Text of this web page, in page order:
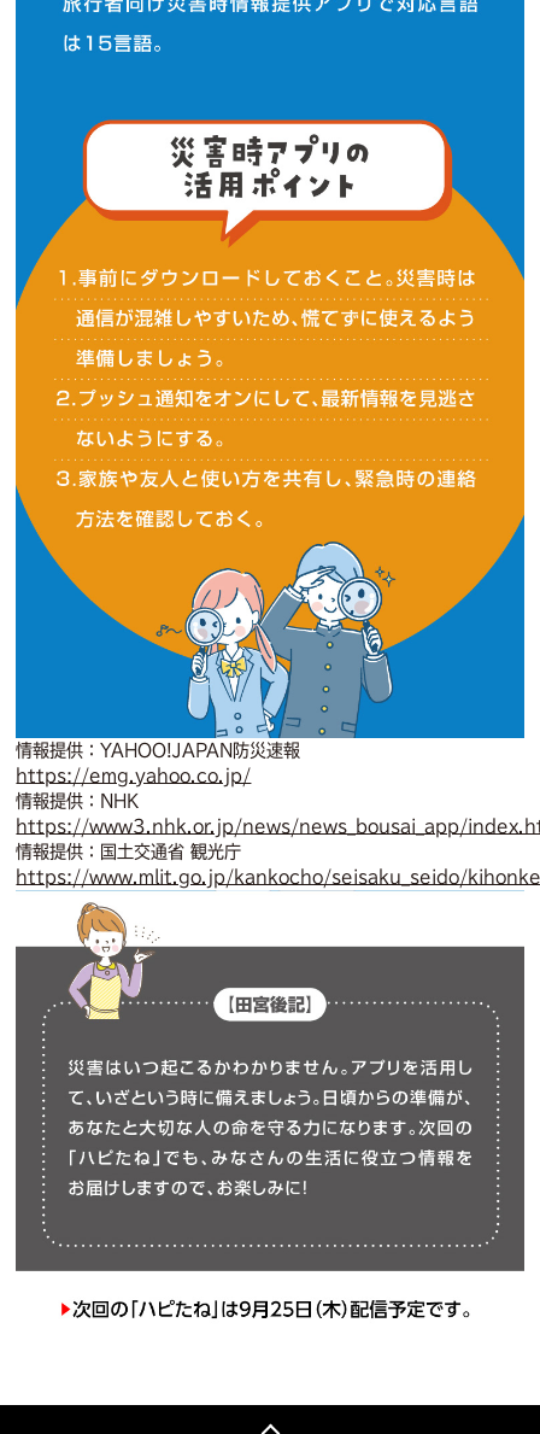
情報提供：YAHOO!JAPAN防災速報
https://emg.yahoo.co.jp/
情報提供：NHK
https://www3.nhk.or.jp/news/news_bousai_app/
情報提供：国土交通省 観光庁
https://www.mlit.go.jp/kankocho/seisaku_seido/